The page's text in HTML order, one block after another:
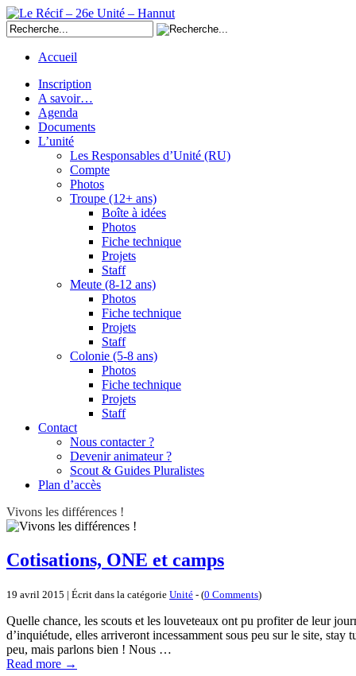
Accueil
Inscription
A savoir…
Agenda
Documents
L’unité
Les Responsables d’Unité (RU)
Compte
Photos
Troupe (12+ ans)
Boîte à idées
Photos
Fiche technique
Projets
Staff
Meute (8-12 ans)
Photos
Fiche technique
Projets
Staff
Colonie (5-8 ans)
Photos
Fiche technique
Projets
Staff
Contact
Nous contacter ?
Devenir animateur ?
Scout & Guides Pluralistes
Plan d’accès
Vivons les différences !
Cotisations, ONE et camps
19 avril 2015 | Écrit dans la catégorie Unité - (0 Comments)
Quelle chance, les scouts et les louveteaux ont pu profiter de leur
d’inquiétude, elles arriveront incessamment sous peu sur le site,
peu, mais parlons bien ! Nous …
Read more →